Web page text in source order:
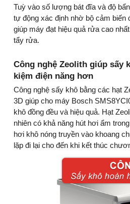
Tuỳ vào số lượng bát đĩa và độ
tự động xác định nhờ bộ cảm biến
giúp máy đạt hiệu quả rửa cao
tẩy rửa.
Công nghệ Zeolith giúp sấy
kiệm điện năng hơn
Công nghệ sấy khô bằng các hạt
3D giúp cho máy Bosch
khô đồng đều và hiệu quả. Hạt
nhiên có khả năng hút hơi ẩm
hơi khô nóng truyền vào khoang
lặp đi lại cho đến khi kết thúc